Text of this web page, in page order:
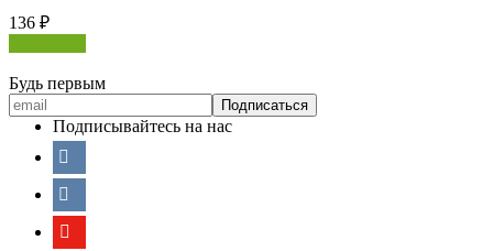
136 ₽
Будь первым
Подписывайтесь на нас